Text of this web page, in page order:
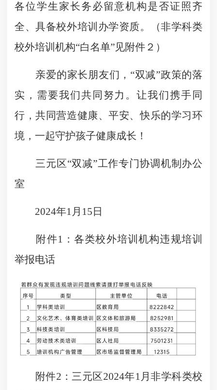
各位学生家长务必留意机构是否证照齐
全、具备校外培训办学资质。（非学科类
校外培训机构“白名单”见附件２）
亲爱的家长朋友们，“双减”政策的落
实，需要我们共同努力。让我们携手同
行，共同营造健康、平安、快乐的学习环
境，一起守护孩子健康成长！
三元区“双减”工作专门协调机制办公
室
2024年1月15日
附件1：各类校外培训机构违规培训
举报电话
附件2：三元区2024年1月非学科类校